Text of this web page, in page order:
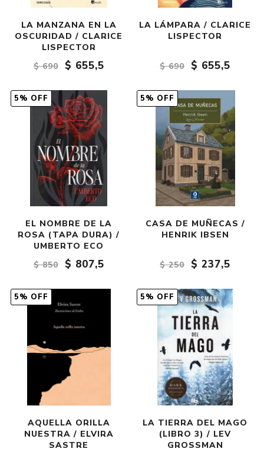
LA MANZANA EN LA
OSCURIDAD / CLARICE
LISPECTOR
$ 690
$ 655,5
LA LÁMPARA / CLARICE
LISPECTOR
$ 690 $ 655,5
5% OFF
EL NOMBRE DE LA
ROSA (TAPA DURA) /
UMBERTO ECO
$ 850
$ 807,5
5% OFF
CASA DE MUÑECAS /
HENRIK IBSEN
$ 250 $ 237,5
5% OFF
AQUELLA ORILLA
NUESTRA / ELVIRA
SASTRE
5% OFF
LA TIERRA DEL MAGO
(LIBRO 3) / LEV
GROSSMAN